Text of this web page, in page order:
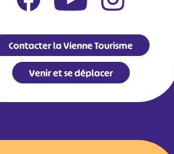
Contacter la Vienne Tourisme
Venir et se déplacer